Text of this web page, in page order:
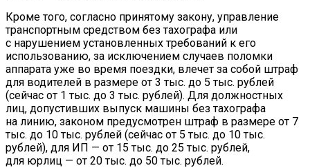
Кроме того, согласно принятому закону, управление
транспортным средством без тахографа или
с нарушением установленных требований к его
использованию, за исключением случаев поломки
аппарата уже во время поездки, влечет за собой штраф
для водителей в размере от 3 тыс. до 5 тыс. рублей
(сейчас от 1 тыс. до 3 тыс. рублей). Для должностных
лиц, допустивших выпуск машины без тахографа
на линию, законом предусмотрен штраф в размере от 7
тыс. до 10 тыс. рублей (сейчас от 5 тыс. до 10 тыс.
рублей), для ИП — от 15 тыс. до 25 тыс. рублей,
для юрлиц — от 20 тыс. до 50 тыс. рублей.